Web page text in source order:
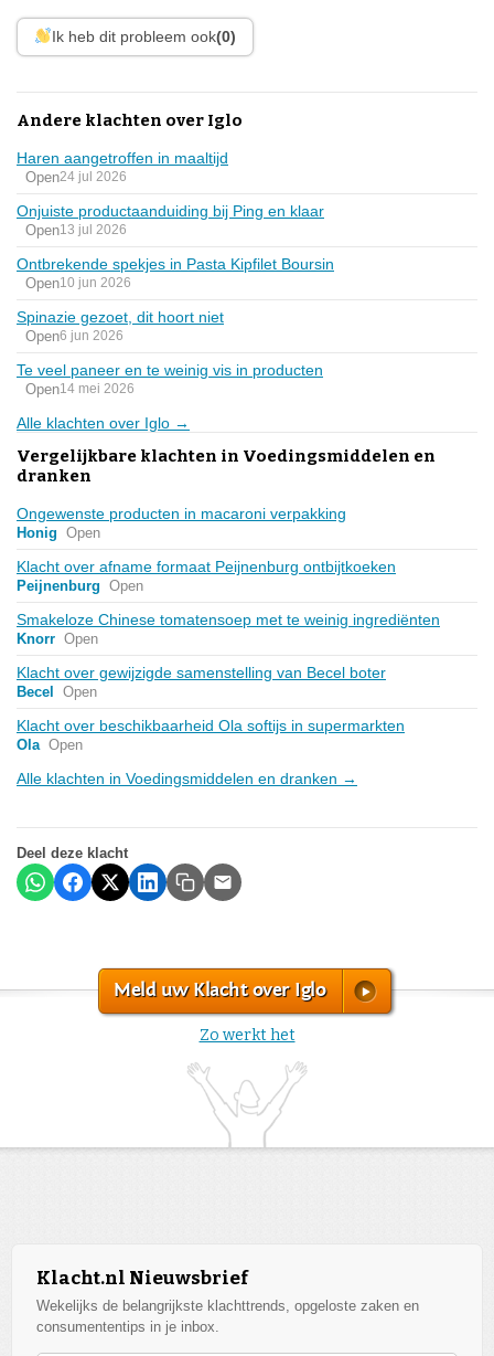
Ik heb dit probleem ook(0)
Andere klachten over Iglo
Haren aangetroffen in maaltijd
Open24 jul 2026
Onjuiste productaanduiding bij Ping en klaar
Open13 jul 2026
Ontbrekende spekjes in Pasta Kipfilet Boursin
Open10 jun 2026
Spinazie gezoet, dit hoort niet
Open6 jun 2026
Te veel paneer en te weinig vis in producten
Open14 mei 2026
Alle klachten over Iglo →
Vergelijkbare klachten in Voedingsmiddelen en
dranken
Ongewenste producten in macaroni verpakking
Honig Open
Klacht over afname formaat Peijnenburg ontbijtkoeken
Peijnenburg Open
Smakeloze Chinese tomatensoep met te weinig ingrediënten
Knorr Open
Klacht over gewijzigde samenstelling van Becel boter
Becel Open
Klacht over beschikbaarheid Ola softijs in supermarkten
Ola Open
Alle klachten in Voedingsmiddelen en dranken →
Deel deze klacht
Meld uw Klacht over Iglo
Zo werkt het
Klacht.nl Nieuwsbrief
Wekelijks de belangrijkste klachttrends, opgeloste zaken en
consumententips in je inbox.